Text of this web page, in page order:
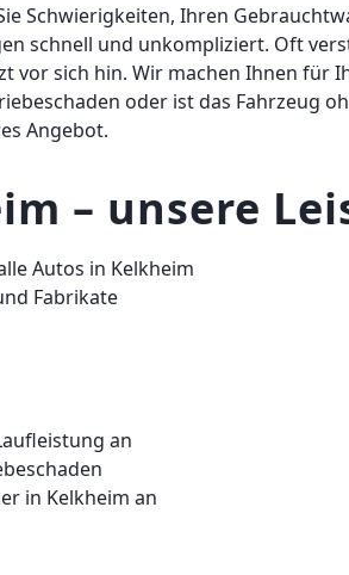
Schwierigkeiten, Ihren
schnell und unkompliziert. Oft
sich hin. Wir machen Ihnen für
oder ist das Fahrzeug
Angebot.
– unsere
Autos in Kelkheim
Fabrikate
an
in Kelkheim an